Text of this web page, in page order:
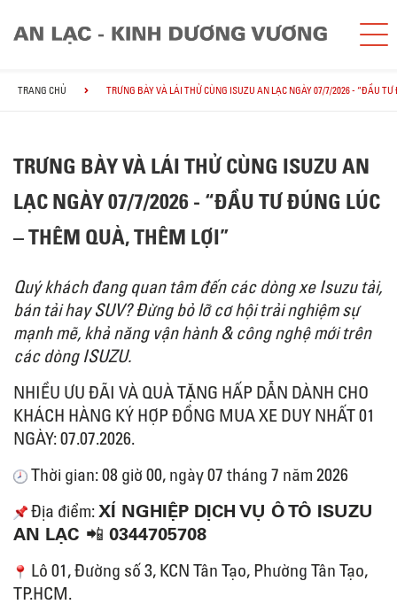
TRANG CHỦ TRƯNG BÀY VÀ LÁI THỬ CÙNG ISUZU AN LẠC NGÀY 07/7/2026 - “ĐẦU
TRƯNG BÀY VÀ LÁI THỬ CÙNG ISUZU AN
LẠC NGÀY 07/7/2026 - “ĐẦU TƯ ĐÚNG LÚC
– THÊM QUÀ, THÊM LỢI”
Quý khách đang quan tâm đến các dòng xe Isuzu tải,
bán tải hay SUV? Đừng bỏ lỡ cơ hội trải nghiệm sự
mạnh mẽ, khả năng vận hành & công nghệ mới trên
các dòng ISUZU.
NHIỀU ƯU ĐÃI VÀ QUÀ TẶNG HẤP DẪN DÀNH CHO
KHÁCH HÀNG KÝ HỢP ĐỒNG MUA XE DUY NHẤT 01
NGÀY: 07.07.2026.
Thời gian: 08 giờ 00, ngày 07 tháng 7 năm 2026
Địa điểm:XÍ NGHIỆP DỊCH VỤ Ô TÔ ISUZU
AN LẠC 📲 0344705708
Lô 01, Đường số 3, KCN Tân Tạo, Phường Tân Tạo,
TP.HCM.